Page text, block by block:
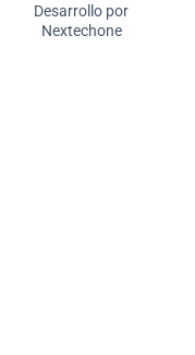
Desarrollo por
Nextechone